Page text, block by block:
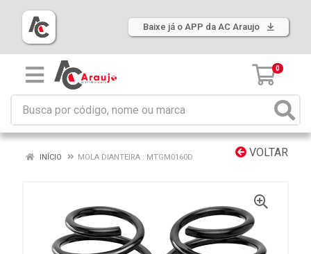
Baixe já o APP da AC Araujo
0
VOLTAR
INÍCIO MOLA DIANTEIRA : MTGM0160D